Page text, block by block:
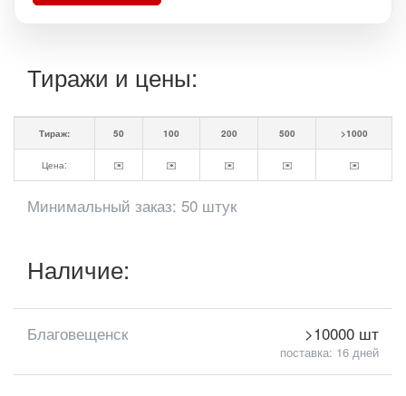
Тиражи и цены:
Тираж: 50 100 200 500 >1000
Цена: ✉️ ✉️ ✉️ ✉️ ✉️
Минимальный заказ: 50 штук
Наличие:
Благовещенск >10000 шт
поставка: 16 дней